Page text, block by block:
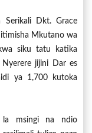
Serikali Dkt. Grace
Mkutano wa
siku tatu katika
jijini Dar es
ya 1,700 kutoka
la msingi na ndio